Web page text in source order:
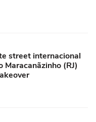
street internacional
Maracanãzinho (RJ)